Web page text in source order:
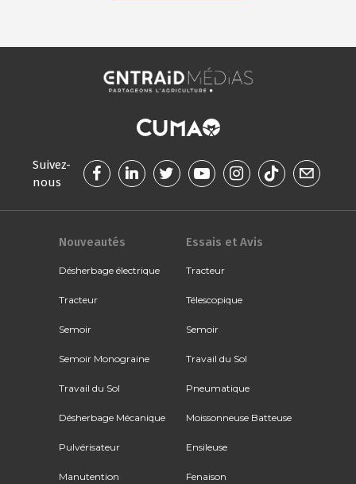
Suivez-
nous
Nouveautés
Désherbage électrique
Tracteur
Semoir
Semoir Monograine
Travail du Sol
Désherbage Mécanique
Pulvérisateur
Manutention
Essais et Avis
Tracteur
Télescopique
Semoir
Travail du Sol
Pneumatique
Moissonneuse Batteuse
Ensileuse
Fenaison